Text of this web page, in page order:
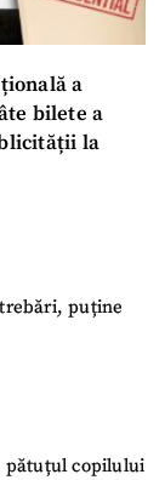
a
bilete a
la
puține
pătuțul copilului